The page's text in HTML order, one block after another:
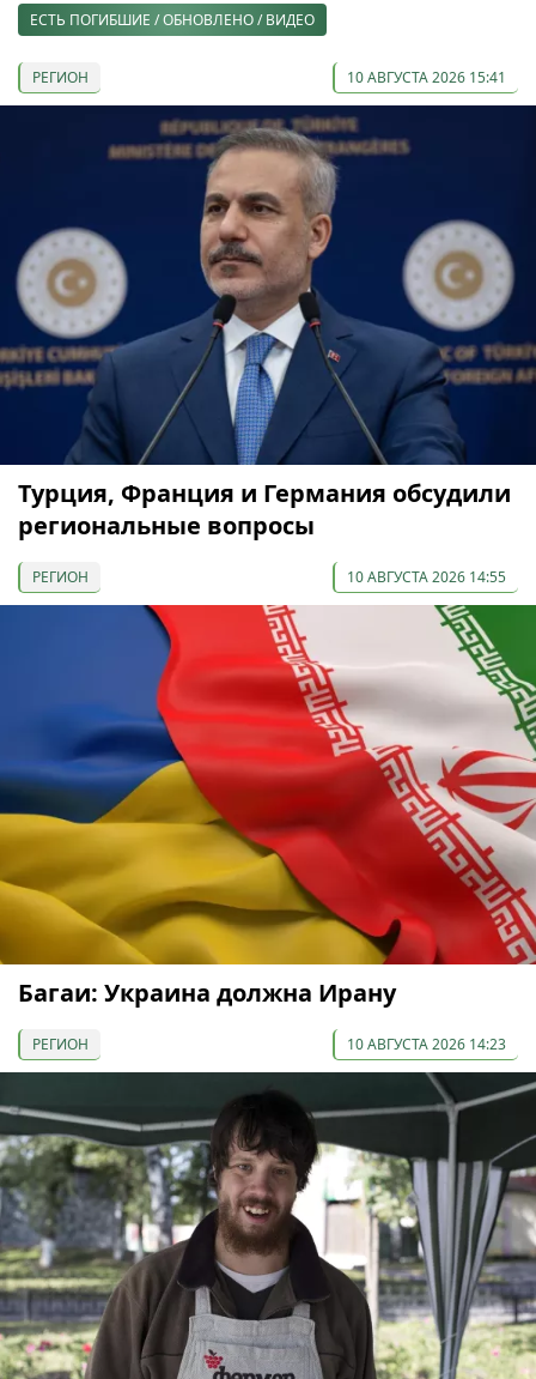
ЕСТЬ ПОГИБШИЕ / ОБНОВЛЕНО / ВИДЕО
РЕГИОН 10 АВГУСТА 2026 15:41
Турция, Франция и Германия обсудили
региональные вопросы
РЕГИОН 10 АВГУСТА 2026 14:55
Багаи: Украина должна Ирану
РЕГИОН 10 АВГУСТА 2026 14:23